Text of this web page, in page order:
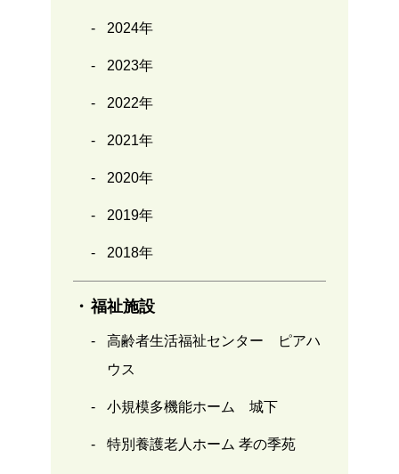
2024年
2023年
2022年
2021年
2020年
2019年
2018年
福祉施設
高齢者生活福祉センター ピアハ
ウス
小規模多機能ホーム 城下
特別養護老人ホーム 孝の季苑